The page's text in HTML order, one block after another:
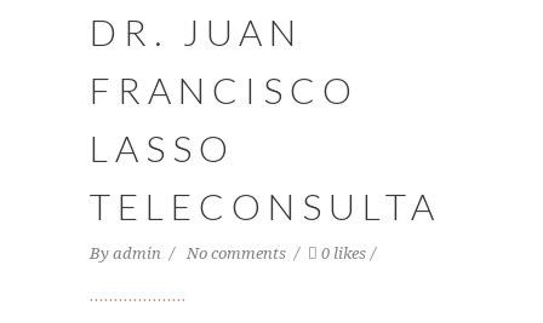
DR. JUAN
FRANCISCO
LASSO
TELECONSULTA
By admin No comments 0 likes